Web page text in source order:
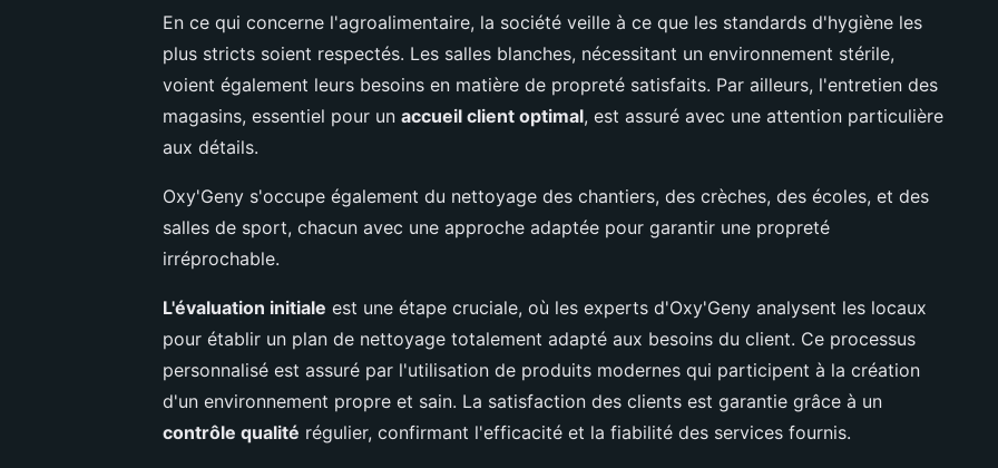
En ce qui concerne l'agroalimentaire, la société veille à ce que les standards d'hygiène les
plus stricts soient respectés. Les salles blanches, nécessitant un environnement stérile,
voient également leurs besoins en matière de propreté satisfaits. Par ailleurs, l'entretien des
magasins, essentiel pour un accueil client optimal, est assuré avec une attention particulière
aux détails.
Oxy'Geny s'occupe également du nettoyage des chantiers, des crèches, des écoles, et des
salles de sport, chacun avec une approche adaptée pour garantir une propreté
irréprochable.
L'évaluation initiale est une étape cruciale, où les experts d'Oxy'Geny analysent les locaux
pour établir un plan de nettoyage totalement adapté aux besoins du client. Ce processus
personnalisé est assuré par l'utilisation de produits modernes qui participent à la création
d'un environnement propre et sain. La satisfaction des clients est garantie grâce à un
contrôle qualité régulier, confirmant l'efficacité et la fiabilité des services fournis.